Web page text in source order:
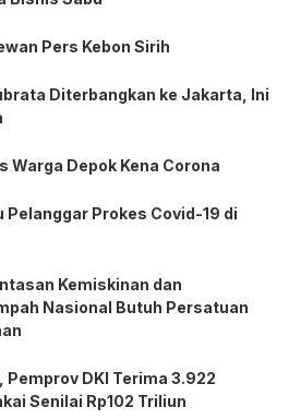
Pers Kebon Sirih
Diterbangkan ke Jakarta, Ini
Warga Depok Kena Corona
Pelanggar Prokes Covid-19 di
Kemiskinan dan
Nasional Butuh Persatuan
Pemprov DKI Terima 3.922
Senilai Rp102 Triliun